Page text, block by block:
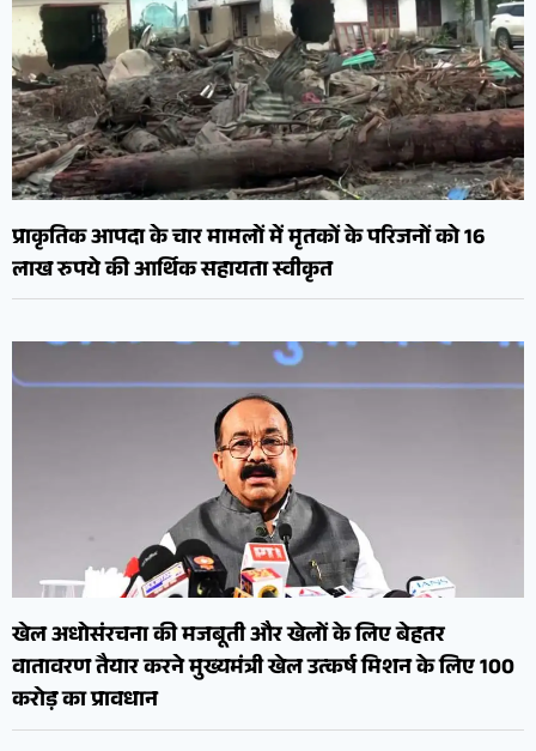
प्राकृतिक आपदा के चार मामलों में मृतकों के परिजनों को 16
लाख रुपये की आर्थिक सहायता स्वीकृत
खेल अधोसंरचना की मजबूती और खेलों के लिए बेहतर
वातावरण तैयार करने मुख्यमंत्री खेल उत्कर्ष मिशन के लिए 100
करोड़ का प्रावधान